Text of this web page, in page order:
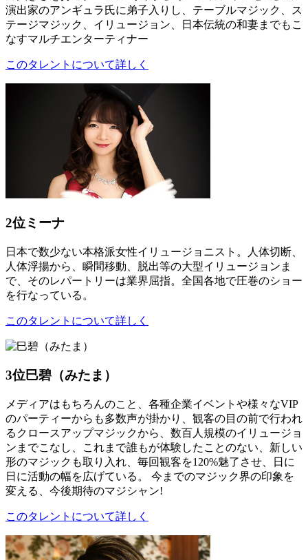
演出家のアンギュラ氏に弟子入りし、テーブルマジック、ス
テージマジック、イリュージョン、日本伝統の和妻までもこ
なすマルチエンターティナー
このタレントについて詳しく
2位 ミーナ
日本で数少ない本格派女性イリュージョニスト。人体切断、
人体浮揚から、瞬間移動、脱出等の大型イリュージョンま
で、そのレパートリーは業界屈指。全国各地で圧巻のショー
を行なっている。
このタレントについて詳しく
3位巳碧（みたま）
メディアはもちろんのこと、各種企業イベントや様々なVIP
のパーティーからも多数声が掛かり、観客の目の前で行われ
るクロースアップマジックから、数百人規模のイリュージョ
ンまでこなし、これまで誰もが体験したことのない、新しい
形のマジックも取り入れ、毎回観客を120%魅了させ、日に
日に活動の幅を広げている。 今までのマジック界の印象を
変える、今後期待のマジシャン!
このタレントについて詳しく